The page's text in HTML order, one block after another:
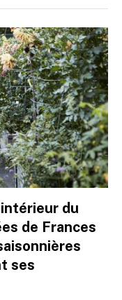
du
de Frances
ses